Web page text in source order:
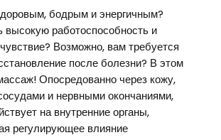
бодрым и энергичным?
высокую работоспособность и
Возможно, вам требуется
после болезни? В этом
Опосредованно через кожу,
и нервными окончаниями,
на внутренние органы,
регулирующее влияние